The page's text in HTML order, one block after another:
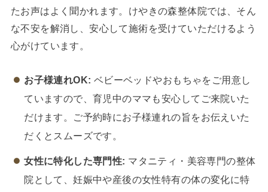
たお声はよく聞かれます。けやきの森整体院では、そん
な不安を解消し、安心して施術を受けていただけるよう
心がけています。
お子様連れOK: ベビーベッドやおもちゃをご用意し
ていますので、育児中のママも安心してご来院いた
だけます。ご予約時にお子様連れの旨をお伝えいた
だくとスムーズです。
女性に特化した専門性: マタニティ・美容専門の整体
院として、妊娠中や産後の女性特有の体の変化に特